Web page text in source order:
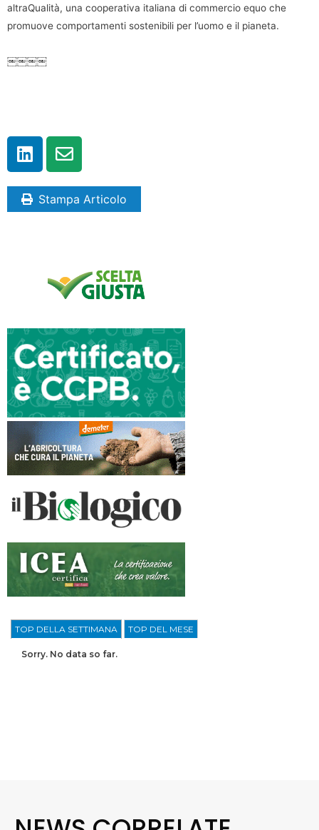
altraQualità, una cooperativa italiana di commercio equo che
promuove comportamenti sostenibili per l’uomo e il pianeta.
￼￼￼￼
Stampa Articolo
TOP DELLA SETTIMANA TOP DEL MESE
Sorry. No data so far.